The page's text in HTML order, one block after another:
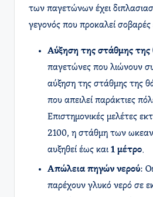
των παγετώνων έχει
γεγονός που προκαλεί
Αύξηση της στάθμης της
παγετώνες που λιώνουν
αύξηση της στάθμης της
που απειλεί παράκτιες
Επιστημονικές μελέτες
2100, η στάθμη των
αυξηθεί έως και 1 μέτρο.
Απώλεια πηγών νερού:
παρέχουν γλυκό νερό σε